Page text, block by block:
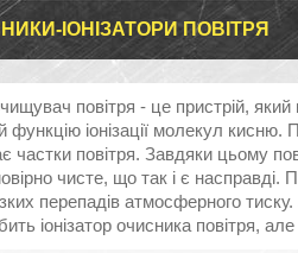
ІОНІЗАТОРИ ПОВІТРЯ
повітря - це пристрій,
іонізації молекул кисню.
частки повітря. Завдяки цьому
чисте, що так і є
перепадів атмосферного
іонізатор очисника повітря,